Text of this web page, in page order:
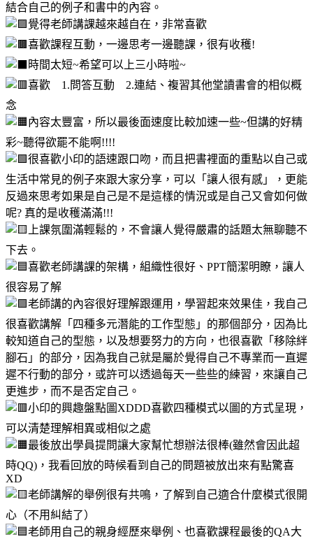
結合自己的例子和書中的內容。
覺得老師講課越來越自在，非常喜歡
喜歡課程互動，一邊思考一邊聽課，很有收穫!
時間太短~希望可以上三小時啦~
喜歡 1.問答互動 2.連結、複習其他堂讀書會的相似概
念
內容太豐富，所以最後面速度比較加速一些~但講的好精
彩~聽得欲罷不能啊!!!!
很喜歡小印的語速跟口吻，而且把書裡面的重點以自己或
生活中常見的例子來跟大家分享，可以「讓人很有感」，更能
反過來思考如果是自己是不是這樣的情況或是自己又會如何做
呢? 真的是收穫滿滿!!!
上課氛圍滿輕鬆的，不會讓人覺得嚴肅的話題太無聊聽不
下去。
喜歡老師講課的架構，組織性很好、PPT簡潔明瞭，讓人
很容易了解
老師講的內容很好理解跟運用，學習起來效果佳，我自己
很喜歡講解「四種多元潛能的工作型態」的那個部分，因為比
較知道自己的型態，以及想要努力的方向，也很喜歡「移除絆
腳石」的部分，因為我自己就是屬於覺得自己不專業而一直遲
遲不行動的部分，或許可以透過每天一些些的練習，來讓自己
更進步，而不是否定自己。
小印的興趣盤點圖XDDD喜歡四種模式以圖的方式呈現，
可以清楚理解相異或相似之處
最後放出學員提問讓大家幫忙想辦法很棒(雖然會因此超
時QQ)，我看回放的時候看到自己的問題被放出來有點驚喜
XD
老師講解的舉例很有共鳴，了解到自己適合什麼模式很開
心（不用糾結了）
老師用自己的親身經歷來舉例、也喜歡課程最後的QA大